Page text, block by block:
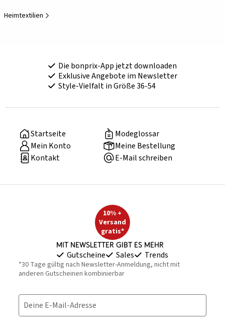
Heimtextilien
Die bonprix-App jetzt downloaden
Exklusive Angebote im Newsletter
Style-Vielfalt in Größe 36-54
Startseite
Modeglossar
Mein Konto
Meine Bestellung
Kontakt
E-Mail schreiben
10% +
Versand
gratis*
Mit Newsletter gibt es mehr
Gutscheine Sales Trends
*30 Tage gültig nach Newsletter-Anmeldung, nicht mit
anderen Gutscheinen kombinierbar
Deine E-Mail-Adresse